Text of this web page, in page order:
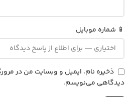
📱 شماره موبایل
ذخیره نام، ایمیل و وبسایت من در
دیدگاهی می‌نویسم.